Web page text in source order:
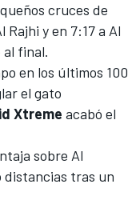
cruces de
y en 7:17 a Al
final.
en los últimos 100
el gato
Xtreme acabó el
sobre Al
distancias tras un